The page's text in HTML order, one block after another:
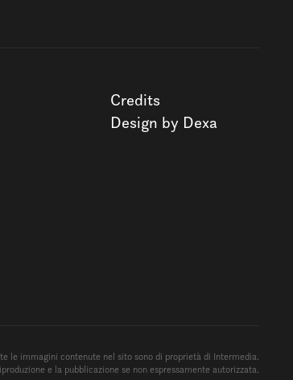
Credits
Design by Dexa
le immagini contenute nel sito sono di proprietà di Intermedia.
e la pubblicazione se non espressamente autorizzata.